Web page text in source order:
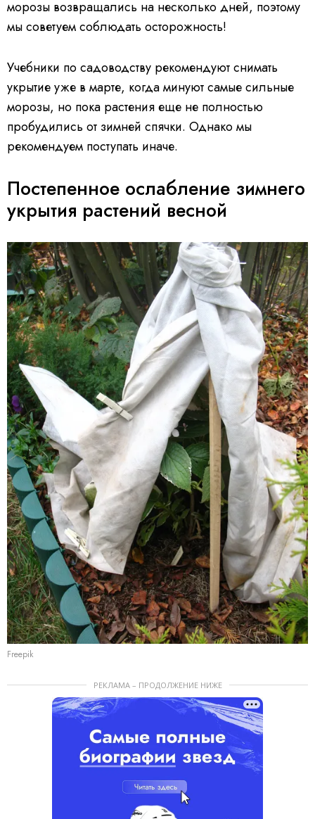
морозы возвращались на несколько дней, поэтому
мы советуем соблюдать осторожность!
Учебники по садоводству рекомендуют снимать
укрытие уже в марте, когда минуют самые сильные
морозы, но пока растения еще не полностью
пробудились от зимней спячки. Однако мы
рекомендуем поступать иначе.
Постепенное ослабление зимнего
укрытия растений весной
Freepik
РЕКЛАМА – ПРОДОЛЖЕНИЕ НИЖЕ